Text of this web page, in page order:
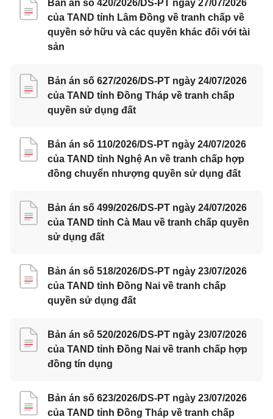
Bản án số 420/2026/DS-PT ngày 27/07/2026
của TAND tỉnh Lâm Đồng về tranh chấp về
quyền sở hữu và các quyền khác đối với tài
sản
Bản án số 627/2026/DS-PT ngày 24/07/2026
của TAND tỉnh Đồng Tháp về tranh chấp
quyền sử dụng đất
Bản án số 110/2026/DS-PT ngày 24/07/2026
của TAND tỉnh Nghệ An về tranh chấp hợp
đồng chuyển nhượng quyền sử dụng đất
Bản án số 499/2026/DS-PT ngày 24/07/2026
của TAND tỉnh Cà Mau về tranh chấp quyền
sử dụng đất
Bản án số 518/2026/DS-PT ngày 23/07/2026
của TAND tỉnh Đồng Nai về tranh chấp
quyền sử dụng đất
Bản án số 520/2026/DS-PT ngày 23/07/2026
của TAND tỉnh Đồng Nai về tranh chấp hợp
đồng tín dụng
Bản án số 623/2026/DS-PT ngày 23/07/2026
của TAND tỉnh Đồng Tháp về tranh chấp